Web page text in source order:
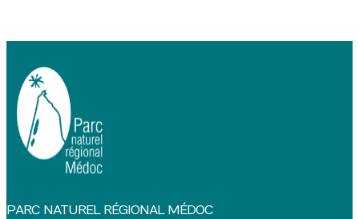
PARC NATUREL RÉGIONAL MÉDOC